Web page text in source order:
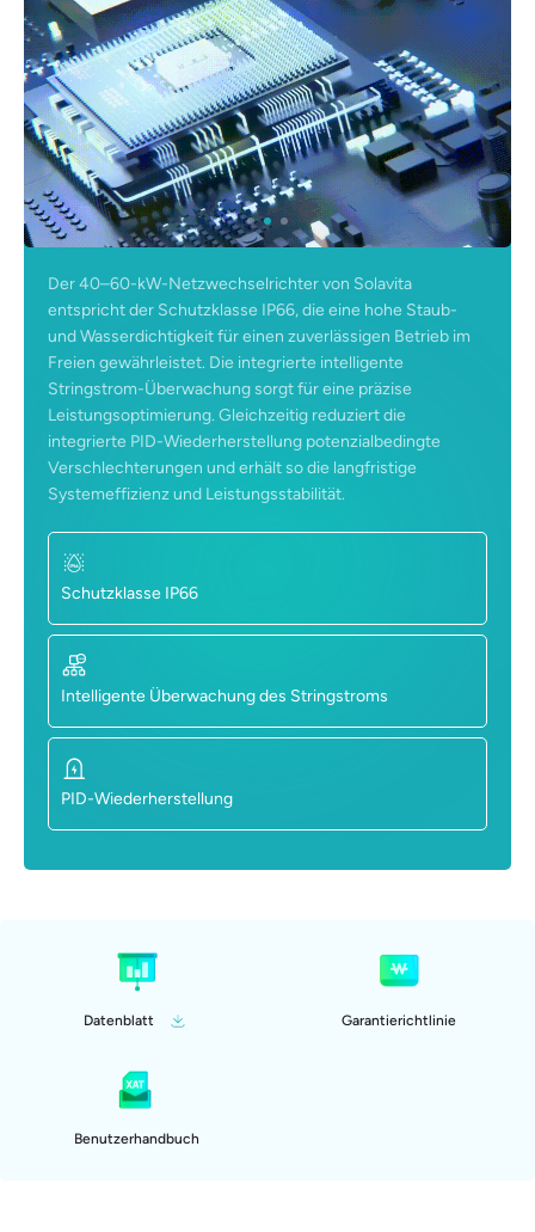
Der 40–60-kW-Netzwechselrichter von Solavita
entspricht der Schutzklasse IP66, die eine hohe Staub-
und Wasserdichtigkeit für einen zuverlässigen Betrieb im
Freien gewährleistet. Die integrierte intelligente
Stringstrom-Überwachung sorgt für eine präzise
Leistungsoptimierung. Gleichzeitig reduziert die
integrierte PID-Wiederherstellung potenzialbedingte
Verschlechterungen und erhält so die langfristige
Systemeffizienz und Leistungsstabilität.
Schutzklasse IP66
Intelligente Überwachung des Stringstroms
PID-Wiederherstellung
Datenblatt Garantierichtlinie
Benutzerhandbuch